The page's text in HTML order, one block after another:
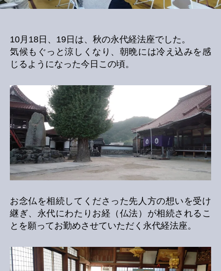
10月18日、19日は、秋の永代経法座でした。
気候もぐっと涼しくなり、朝晩には冷え込みを感
じるようになった今日この頃。
お念仏を相続してくださった先人方の想いを受け
継ぎ、永代にわたりお経（仏法）が相続されるこ
とを願ってお勤めさせていただく永代経法座。